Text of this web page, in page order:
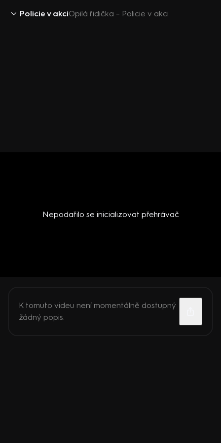
Policie v akciOpilá řidička – Policie v akci
Nepodařilo se inicializovat přehrávač
K tomuto videu není momentálně dostupný
žádný popis.